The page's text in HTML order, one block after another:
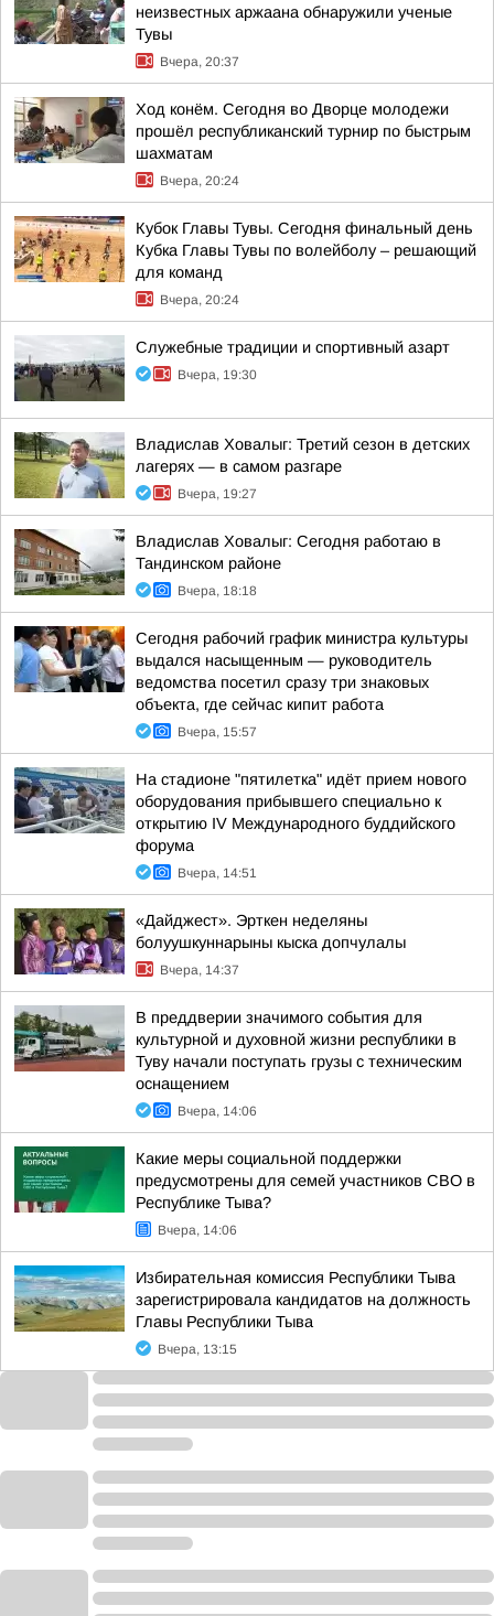
неизвестных аржаана обнаружили ученые
Тувы
Вчера, 20:37
Ход конём. Сегодня во Дворце молодежи
прошёл республиканский турнир по быстрым
шахматам
Вчера, 20:24
Кубок Главы Тувы. Сегодня финальный день
Кубка Главы Тувы по волейболу – решающий
для команд
Вчера, 20:24
Служебные традиции и спортивный азарт
Вчера, 19:30
Владислав Ховалыг: Третий сезон в детских
лагерях — в самом разгаре
Вчера, 19:27
Владислав Ховалыг: Сегодня работаю в
Тандинском районе
Вчера, 18:18
Сегодня рабочий график министра культуры
выдался насыщенным — руководитель
ведомства посетил сразу три знаковых
объекта, где сейчас кипит работа
Вчера, 15:57
На стадионе "пятилетка" идёт прием нового
оборудования прибывшего специально к
открытию IV Международного буддийского
форума
Вчера, 14:51
«Дайджест». Эрткен неделяны
болуушкуннарыны кыска допчулалы
Вчера, 14:37
В преддверии значимого события для
культурной и духовной жизни республики в
Туву начали поступать грузы с техническим
оснащением
Вчера, 14:06
Какие меры социальной поддержки
предусмотрены для семей участников СВО в
Республике Тыва?
Вчера, 14:06
Избирательная комиссия Республики Тыва
зарегистрировала кандидатов на должность
Главы Республики Тыва
Вчера, 13:15